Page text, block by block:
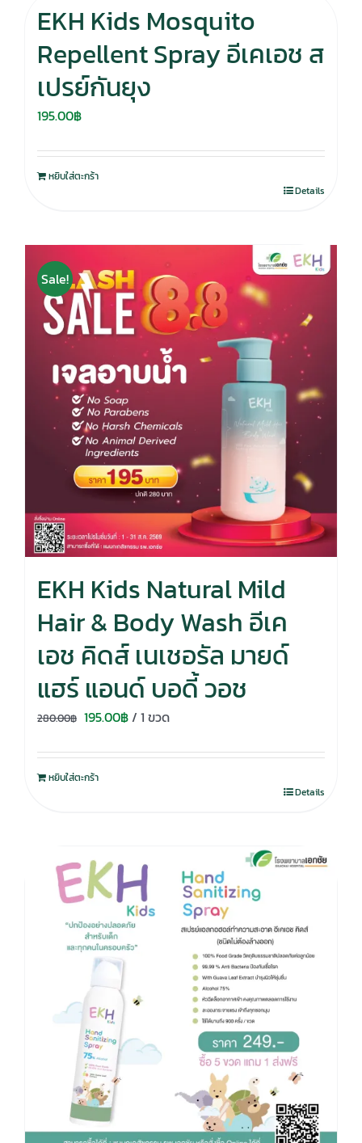
EKH Kids Mosquito
Repellent Spray อีเคเอช ส
เปรย์กันยุง
195.00฿
หยิบใส่ตะกร้า
Details
Sale!
EKH Kids Natural Mild
Hair & Body Wash อีเค
เอช คิดส์ เนเชอรัล มายด์
แฮร์ แอนด์ บอดี้ วอช
280.00฿ Original
was:
280.00฿.
195.00฿Current
is:
/ 1 ขวด
หยิบใส่ตะกร้า
Details